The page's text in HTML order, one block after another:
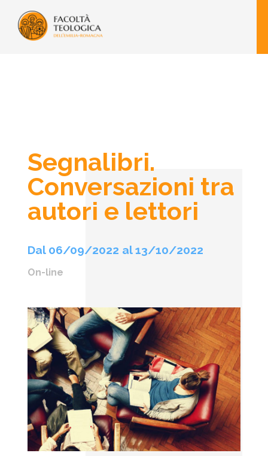
Segnalibri.
Conversazioni tra
autori e lettori
Dal 06/09/2022 al 13/10/2022
On-line